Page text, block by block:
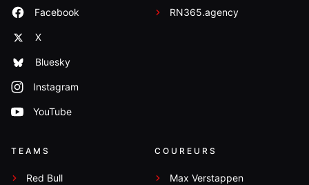
Facebook
X
Bluesky
Instagram
YouTube
RN365.agency
TEAMS
Red Bull
COUREURS
Max Verstappen